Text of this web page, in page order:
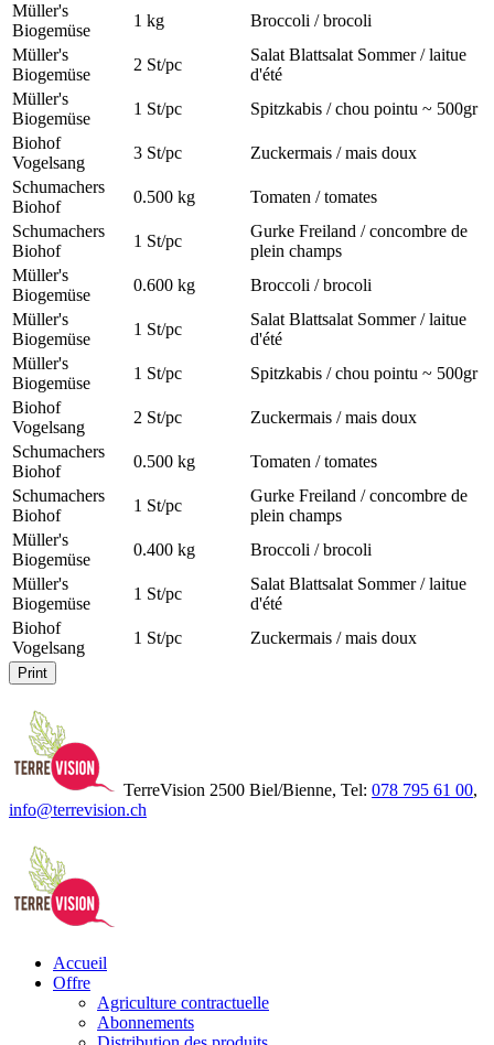
Müller's
Biogemüse
1 kg
Broccoli / brocoli
Müller's
Biogemüse
2 St/pc
Salat Blattsalat Sommer / laitue
d'été
Müller's
Biogemüse
1 St/pc
Spitzkabis / chou pointu ~ 500gr
Biohof
Vogelsang
3 St/pc
Zuckermais / mais doux
Schumachers
Biohof
0.500 kg
Tomaten / tomates
Schumachers
Biohof
1 St/pc
Gurke Freiland / concombre de
plein champs
Müller's
Biogemüse
0.600 kg
Broccoli / brocoli
Müller's
Biogemüse
1 St/pc
Salat Blattsalat Sommer / laitue
d'été
Müller's
Biogemüse
1 St/pc
Spitzkabis / chou pointu ~ 500gr
Biohof
Vogelsang
2 St/pc
Zuckermais / mais doux
Schumachers
Biohof
0.500 kg
Tomaten / tomates
Schumachers
Biohof
1 St/pc
Gurke Freiland / concombre de
plein champs
Müller's
Biogemüse
0.400 kg
Broccoli / brocoli
Müller's
Biogemüse
1 St/pc
Salat Blattsalat Sommer / laitue
d'été
Biohof
Vogelsang
1 St/pc Zuckermais / mais doux
Print
TerreVision 2500 Biel/Bienne, Tel: 078 795 61 00,
info@terrevision.ch
Accueil
Offre
Agriculture contractuelle
Abonnements